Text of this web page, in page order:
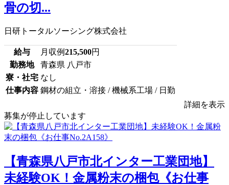
骨の切...
日研トータルソーシング株式会社
給与 月収例215,500円
勤務地
青森県 八戸市
寮・社宅 なし
仕事内容 鋼材の組立・溶接 / 機械系工場 / 日勤
詳細を表示
募集が停止しています
【青森県八戸市北インター工業団地】
未経験OK！金属粉末の梱包《お仕事